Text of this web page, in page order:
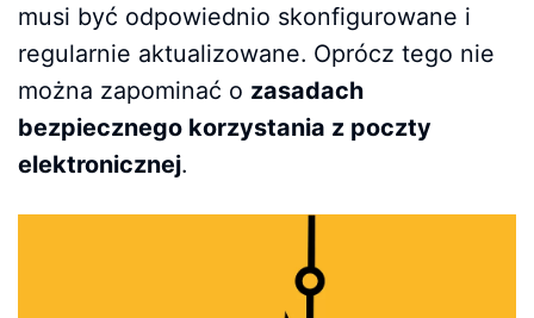
musi być odpowiednio skonfigurowane i
regularnie aktualizowane. Oprócz tego nie
można zapominać o zasadach
bezpiecznego korzystania z poczty
elektronicznej.